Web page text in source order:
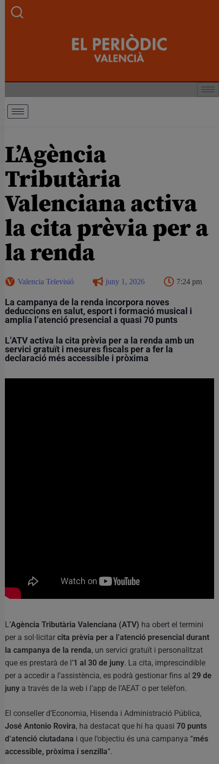
L’Agència
Tributària
Valenciana activa
la cita prèvia per a
la renda
Valencia Televisió juny 1, 2026 7:24 pm
La campanya de la renda incorpora noves
deduccions en salut, esport i formació musical i
amplia l’atenció presencial a quasi 70 punts
L’ATV activa la cita prèvia per a la renda amb un
servici gratuït i mesures fiscals per a fer la
declaració més accessible i pròxima
L’Agència Tributària Valenciana (ATV) ha obert el termini
per a sol·licitar cita prèvia per a l’atenció presencial durant
la campanya de la renda, un servici gratuït i personalitzat
que es prestarà de l’1 al 30 de juny. La cita, imprescindible
per a accedir a l’assistència, es podrà gestionar fins al 29 de
juny a través de la web i l’app de l’AEAT o per telèfon.
El conseller d’Economia, Hisenda i Administració Pública,
José Antonio Rovira, ha destacat que hi ha quasi 70 punts
d’atenció ciutadana i que l’objectiu és una campanya “més
accessible, pròxima i senzilla”.